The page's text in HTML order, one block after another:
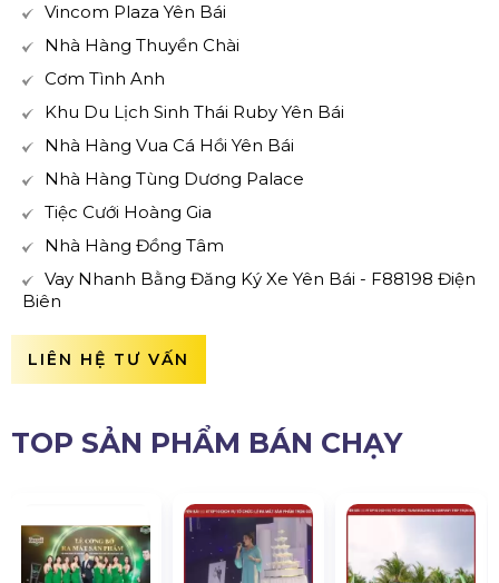
Vincom Plaza Yên Bái
Nhà Hàng Thuyền Chài
Cơm Tình Anh
Khu Du Lịch Sinh Thái Ruby Yên Bái
Nhà Hàng Vua Cá Hồi Yên Bái
Nhà Hàng Tùng Dương Palace
Tiệc Cưới Hoàng Gia
Nhà Hàng Đồng Tâm
Vay Nhanh Bằng Đăng Ký Xe Yên Bái - F88198 Điện
Biên
LIÊN HỆ TƯ VẤN
TOP SẢN PHẨM BÁN CHẠY